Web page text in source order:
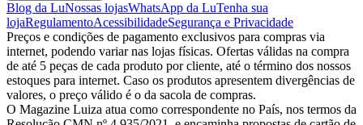
Blog da LuNossas lojasWhatsApp da LuTenha sua
lojaRegulamentoAcessibilidadeSegurança e Privacidade
Preços e condições de pagamento exclusivos para compras via
internet, podendo variar nas lojas físicas. Ofertas válidas na compra
de até 5 peças de cada produto por cliente, até o término dos nossos
estoques para internet. Caso os produtos apresentem divergências de
valores, o preço válido é o da sacola de compras.
O Magazine Luiza atua como correspondente no País, nos termos da